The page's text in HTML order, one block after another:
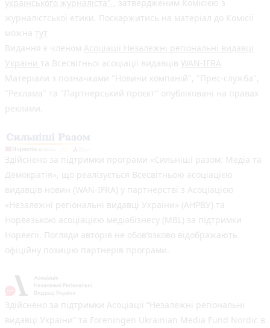
українського журналіста" , затвердженим Комісією з
журналістської етики. Поскаржитись на матеріал до Комісії
можна тут
Видання є членом Асоціації Незалежні регіональні видавці
України та Всесвітньої асоціації видавців WAN-IFRA
Матеріали з позначками "Новини компаній", "Прес-служба",
"Реклама" та "Партнерський проєкт" опубліковані на правах
реклами.
Здійснено за підтримки програми «Сильніші разом: Медіа та
Демократія», що реалізується Всесвітньою асоціацією
видавців новин (WAN-IFRA) у партнерстві з Асоціацією
«Незалежні регіональні видавці України» (АНРВУ) та
Норвезькою асоціацією медіабізнесу (MBL) за підтримки
Норвегії. Погляди авторів не обов’язково відображають
офіційну позицію партнерів програми.
Здійснено за підтримки Асоціації “Незалежні регіональні
видавці України” та Foreningen Ukrainian Media Fund Nordic в